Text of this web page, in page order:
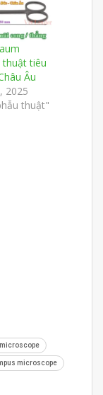
thuật tiêu
Âu
2025
thuật"
microscope
microscope